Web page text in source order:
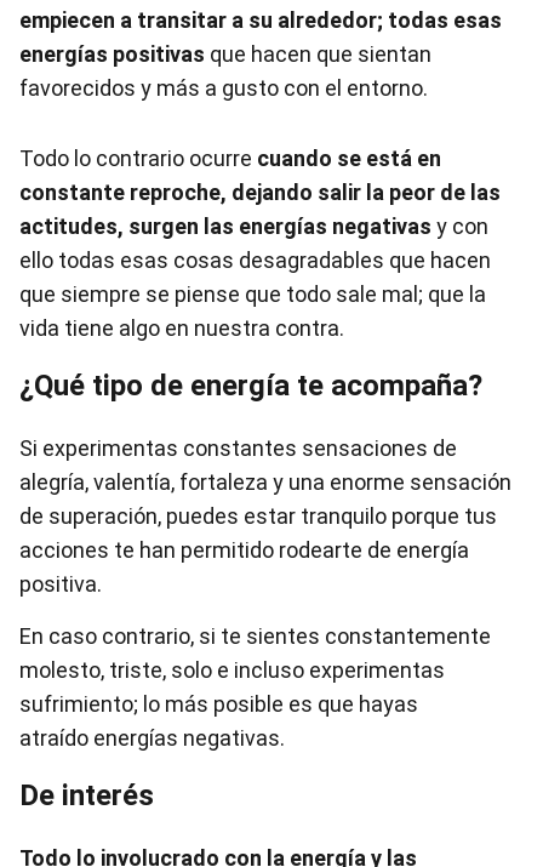
empiecen a transitar a su alrededor; todas esas
energías positivas que hacen que sientan
favorecidos y más a gusto con el entorno.
Todo lo contrario ocurre cuando se está en
constante reproche, dejando salir la peor de las
actitudes, surgen las energías negativas y con
ello todas esas cosas desagradables que hacen
que siempre se piense que todo sale mal; que la
vida tiene algo en nuestra contra.
¿Qué tipo de energía te acompaña?
Si experimentas constantes sensaciones de
alegría, valentía, fortaleza y una enorme sensación
de superación, puedes estar tranquilo porque tus
acciones te han permitido rodearte de energía
positiva.
En caso contrario, si te sientes constantemente
molesto, triste, solo e incluso experimentas
sufrimiento; lo más posible es que hayas
atraído energías negativas.
De interés
Todo lo involucrado con la energía y las